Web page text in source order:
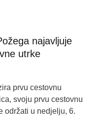
najavljuje
utrke
prvu cestovnu
svoju prvu cestovnu
održati u nedjelju, 6.